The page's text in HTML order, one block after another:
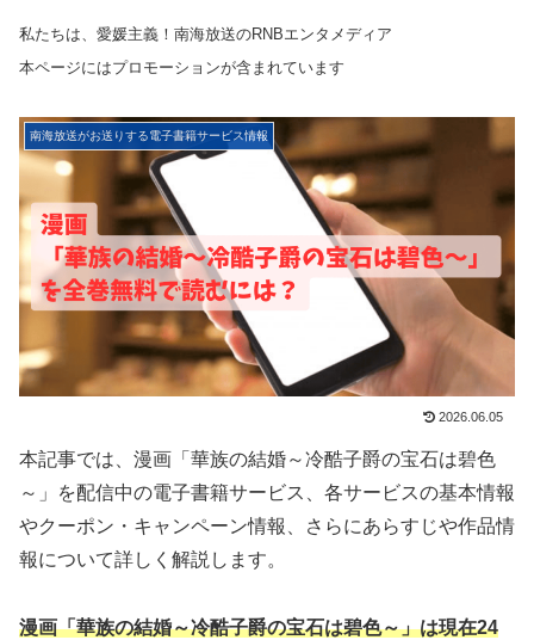
私たちは、愛媛主義！南海放送のRNBエンタメディア
本ページにはプロモーションが含まれています
南海放送がお送りする電子書籍サービス情報
2026.06.05
本記事では、漫画「華族の結婚～冷酷子爵の宝石は碧色
～」を配信中の電子書籍サービス、各サービスの基本情報
やクーポン・キャンペーン情報、さらにあらすじや作品情
報について詳しく解説します。
漫画「華族の結婚～冷酷子爵の宝石は碧色～」は現在24